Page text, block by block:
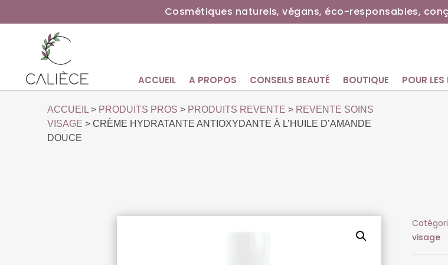
Cosmétiques naturels, végans, éco-responsables,
ACCUEIL A PROPOS CONSEILS BEAUTÉ BOUTIQUE POUR LES
ACCUEIL > PRODUITS PROS > PRODUITS REVENTE > REVENTE SOINS
VISAGE > CRÈME HYDRATANTE ANTIOXYDANTE À L’HUILE D’AMANDE
DOUCE
visage